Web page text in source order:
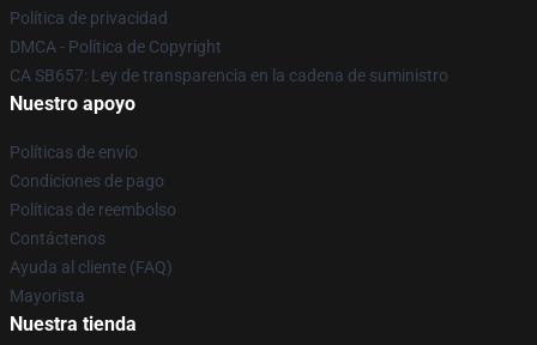
Política de privacidad
DMCA - Política de Copyright
CA SB657: Ley de transparencia en la cadena de suministro
Nuestro apoyo
Políticas de envío
Condiciones de pago
Políticas de reembolso
Contáctenos
Ayuda al cliente (FAQ)
Mayorista
Nuestra tienda